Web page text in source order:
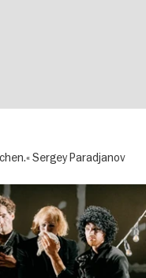
Sergey Paradjanov